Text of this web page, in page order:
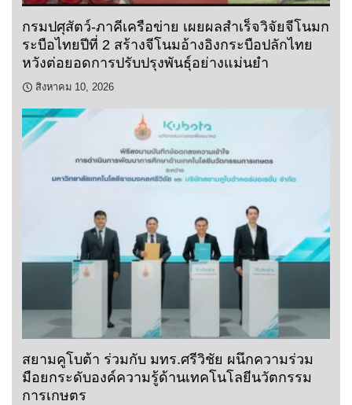
กรมปศุสัตว์-ภาคีเครือข่าย เผยผลสำเร็จวิจัยจีโนมก
ระบือไทยปีที่ 2 สร้างจีโนมอ้างอิงกระบือปลักไทย
หวังต่อยอดการปรับปรุงพันธุ์อย่างแม่นยำ
สิงหาคม 10, 2026
สยามคูโบต้า ร่วมกับ มทร.ศรีวิชัย ผนึกความร่วม
มือยกระดับองค์ความรู้ด้านเทคโนโลยีนวัตกรรม
การเกษตร